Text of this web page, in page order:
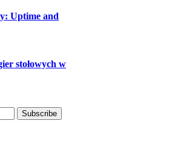
Uptime and
stołowych w
Subscribe